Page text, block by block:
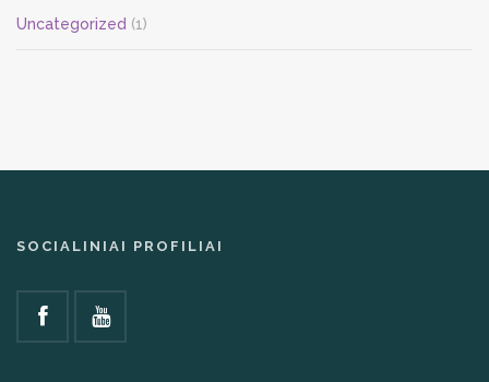
Uncategorized (1)
SOCIALINIAI PROFILIAI